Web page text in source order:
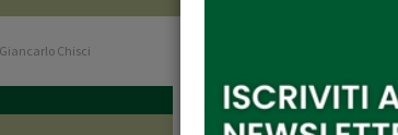
Giancarlo Chisci
Giancarlo Chisci